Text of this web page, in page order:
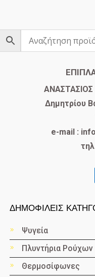
​ΑΝΑΣΤΑΣΙΟΣ
Δημητρίου
e-mail :
ΔΗΜΟΦΙΛΕΙΣ
Ψυγεία
Πλυντήρια Ρούχων
Θερμοσίφωνες